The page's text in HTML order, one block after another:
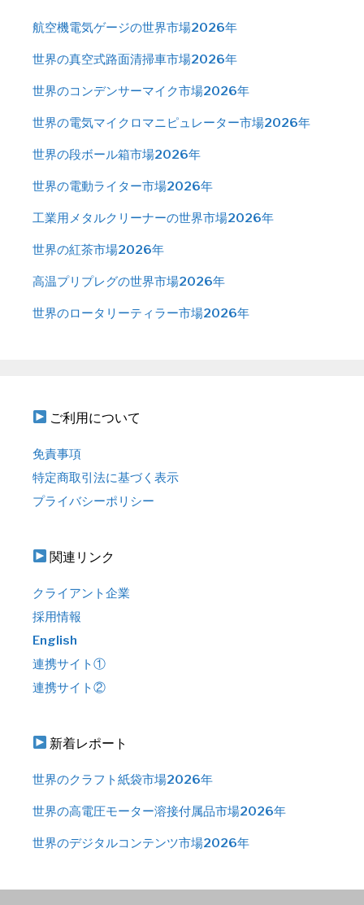
航空機電気ゲージの世界市場2026年
世界の真空式路面清掃車市場2026年
世界のコンデンサーマイク市場2026年
世界の電気マイクロマニピュレーター市場2026年
世界の段ボール箱市場2026年
世界の電動ライター市場2026年
工業用メタルクリーナーの世界市場2026年
世界の紅茶市場2026年
高温プリプレグの世界市場2026年
世界のロータリーティラー市場2026年
ご利用について
免責事項
特定商取引法に基づく表示
プライバシーポリシー
関連リンク
クライアント企業
採用情報
English
連携サイト①
連携サイト②
新着レポート
世界のクラフト紙袋市場2026年
世界の高電圧モーター溶接付属品市場2026年
世界のデジタルコンテンツ市場2026年